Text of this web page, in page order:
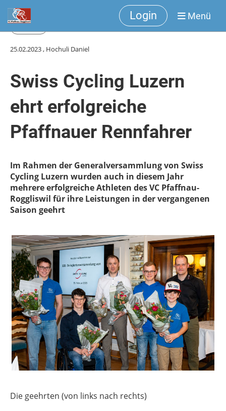
Login Menü
25.02.2023, Hochuli Daniel
Swiss Cycling Luzern
ehrt erfolgreiche
Pfaffnauer Rennfahrer
Im Rahmen der Generalversammlung von Swiss
Cycling Luzern wurden auch in diesem Jahr
mehrere erfolgreiche Athleten des VC Pfaffnau-
Roggliswil für ihre Leistungen in der vergangenen
Saison geehrt
Die geehrten (von links nach rechts)